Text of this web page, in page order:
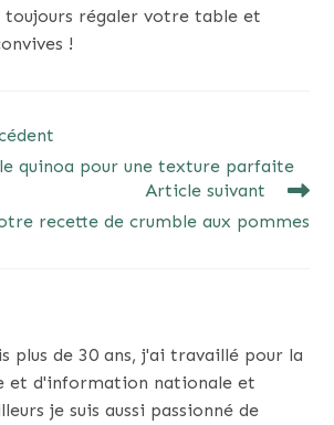
toujours régaler votre table et
!
quinoa pour une texture parfaite
Article suivant
recette de crumble aux pommes
plus de 30 ans, j'ai travaillé pour la
et d'information nationale et
je suis aussi passionné de